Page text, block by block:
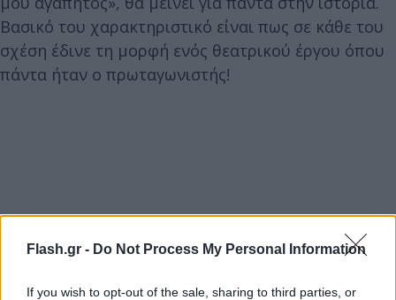
Flash.gr - Do Not Process My Personal Information
If you wish to opt-out of the sale, sharing to third parties, or
Βασικό του χαρακτηριστικό είναι πως σε κάθε του
σχέση έδινε τη μορφή ενός θεατρικού έργου όπου
πάντα ήταν ο πρωταγωνιστής!